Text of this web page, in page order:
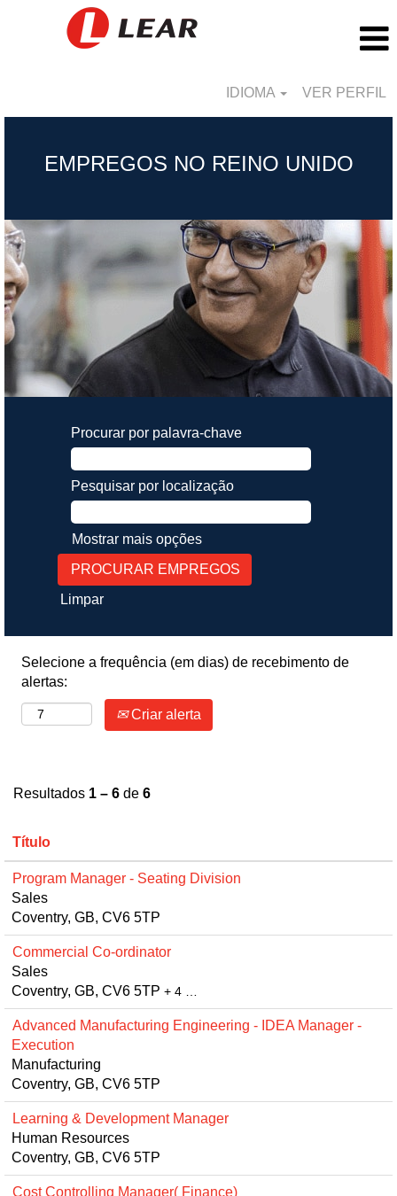
IDIOMA VER PERFIL
EMPREGOS NO REINO UNIDO
Procurar por palavra-chave
Pesquisar por localização
Mostrar mais opções
Limpar
Selecione a frequência (em dias) de recebimento de
alertas:
Criar alerta
Resultados 1 – 6 de 6
Título
Program Manager - Seating Division
Sales
Coventry, GB, CV6 5TP
Commercial Co-ordinator
Sales
Coventry, GB, CV6 5TP + 4 …
Advanced Manufacturing Engineering - IDEA Manager -
Execution
Manufacturing
Coventry, GB, CV6 5TP
Learning & Development Manager
Human Resources
Coventry, GB, CV6 5TP
Cost Controlling Manager( Finance)